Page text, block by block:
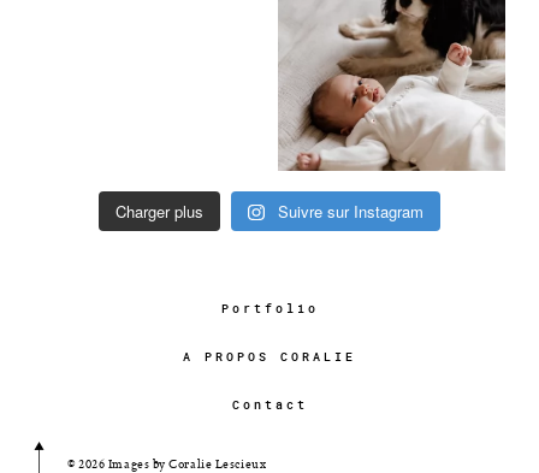
Charger plus Suivre sur Instagram
Portfolio
A PROPOS CORALIE
Contact
© 2026 Images by Coralie Lescieux